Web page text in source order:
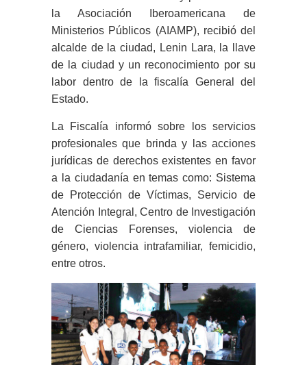
la Asociación Iberoamericana de
Ministerios Públicos (AIAMP), recibió del
alcalde de la ciudad, Lenin Lara, la llave
de la ciudad y un reconocimiento por su
labor dentro de la fiscalía General del
Estado.
La Fiscalía informó sobre los servicios
profesionales que brinda y las acciones
jurídicas de derechos existentes en favor
a la ciudadanía en temas como: Sistema
de Protección de Víctimas, Servicio de
Atención Integral, Centro de Investigación
de Ciencias Forenses, violencia de
género, violencia intrafamiliar, femicidio,
entre otros.